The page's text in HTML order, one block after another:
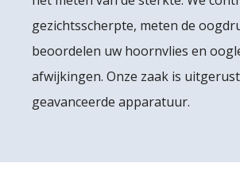
gezichtsscherpte, meten de
beoordelen uw hoornvlies en
afwijkingen. Onze zaak is
geavanceerde apparatuur.